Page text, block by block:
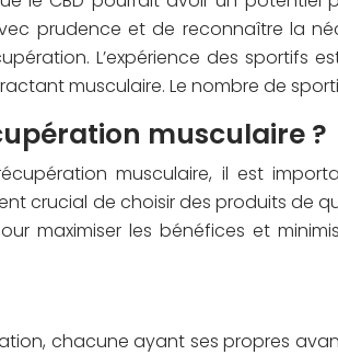
prudence et de reconnaître la
L’expérience des
musculaire. Le nombre de
musculaire ?
musculaire, il est
crucial de choisir des produits
maximiser les bénéfices et
chacune ayant ses propres